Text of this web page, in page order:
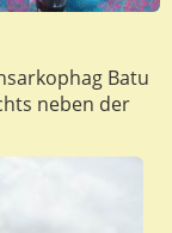
Batu
neben der